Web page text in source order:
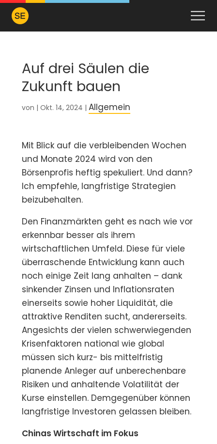
Auf drei Säulen die
Zukunft bauen
von | Okt. 14, 2024 | Allgemein
Mit Blick auf die verbleibenden Wochen
und Monate 2024 wird von den
Börsenprofis heftig spekuliert. Und dann?
Ich empfehle, langfristige Strategien
beizubehalten.
Den Finanzmärkten geht es nach wie vor
erkennbar besser als ihrem
wirtschaftlichen Umfeld. Diese für viele
überraschende Entwicklung kann auch
noch einige Zeit lang anhalten – dank
sinkender Zinsen und Inflationsraten
einerseits sowie hoher Liquidität, die
attraktive Renditen sucht, andererseits.
Angesichts der vielen schwerwiegenden
Krisenfaktoren national wie global
müssen sich kurz- bis mittelfristig
planende Anleger auf unberechenbare
Risiken und anhaltende Volatilität der
Kurse einstellen. Demgegenüber können
langfristige Investoren gelassen bleiben.
Chinas Wirtschaft im Fokus